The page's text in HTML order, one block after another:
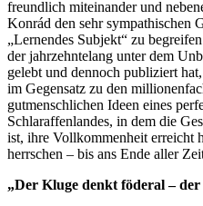
freundlich miteinander und
Konrád den sehr sympathischen
„Lernendes Subjekt“ zu
der jahrzehntelang unter dem
gelebt und dennoch publiziert
im Gegensatz zu den
gutmenschlichen Ideen eines
Schlaraffenlandes, in dem die
ist, ihre Vollkommenheit erreicht
herrschen – bis ans Ende aller
„Der Kluge denkt föderal –